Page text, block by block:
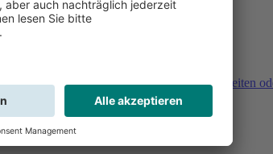
Sie haben Fragen, Unklarheiten
Buchung?